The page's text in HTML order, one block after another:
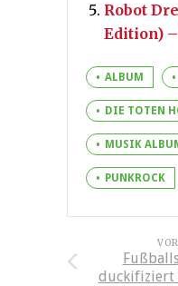
Robot
Edition)
ALBUM
DIE TOTEN
MUSIK
PUNKROCK
duckifiziert